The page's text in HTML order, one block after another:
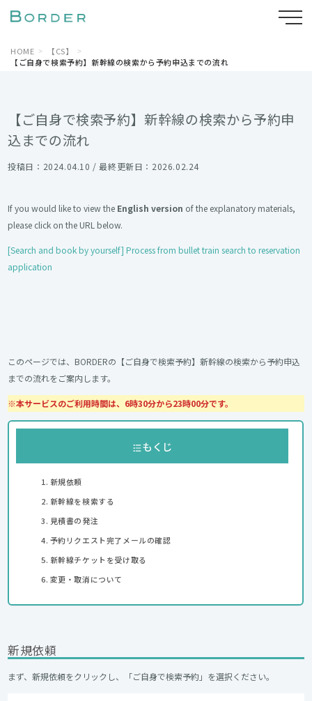
HOME
【CS】
【ご自身で検索予約】新幹線の検索から予約申込までの流れ
【ご自身で検索予約】新幹線の検索から予約申
込までの流れ
投稿日：2024.04.10 / 最終更新日：2026.02.24
If you would like to view the English version of the explanatory materials,
please click on the URL below.
[Search and book by yourself] Process from bullet train search to reservation
application
このページでは、BORDERの【ご自身で検索予約】新幹線の検索から予約申込
までの流れをご案内します。
※本サービスのご利用時間は、6時30分から23時00分です。
もくじ
新規依頼
新幹線を検索する
見積書の発注
予約リクエスト完了メールの確認
新幹線チケットを受け取る
変更・取消について
新規依頼
まず、新規依頼をクリックし、「ご自身で検索予約」を選択ください。